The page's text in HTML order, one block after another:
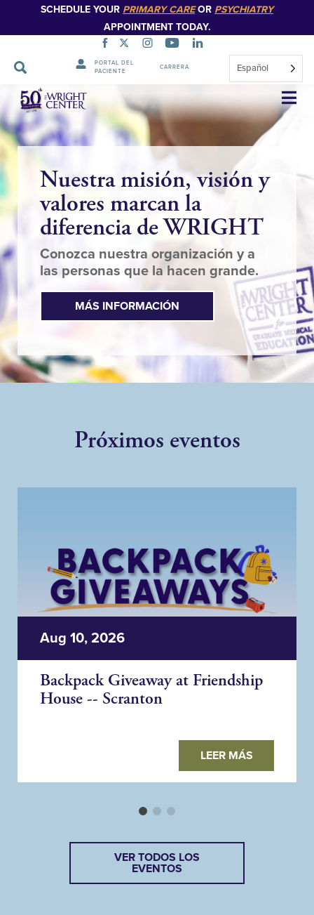
SCHEDULE YOUR PRIMARY CAREOR PSYCHIATRY
APPOINTMENT TODAY.
PORTAL DEL
PACIENTE
CARRERA Español
Saltar
navegación
Nuestra misión, visión y
valores marcan la
diferencia de WRIGHT
Conozca nuestra organización y a
las personas que la hacen grande.
MÁS INFORMACIÓN
Próximos eventos
Aug 10, 2026
Backpack Giveaway at Friendship
House -- Scranton
LEER MÁS
VER TODOS LOS
EVENTOS